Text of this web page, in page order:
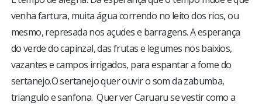
venha fartura, muita água correndo no leito dos rios, ou
mesmo, represada nos açudes e barragens. A esperança
do verde do capinzal, das frutas e legumes nos baixios,
vazantes e campos irrigados, para espantar a fome do
sertanejo.O sertanejo quer ouvir o som da zabumba,
triangulo e sanfona. Quer ver Caruaru se vestir como a